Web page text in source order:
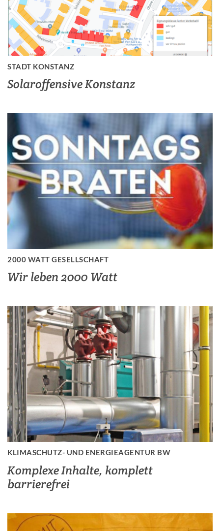
STADT KONSTANZ
Solaroffensive Konstanz
2000 WATT GESELLSCHAFT
Wir leben 2000 Watt
KLIMASCHUTZ- UND ENERGIEAGENTUR BW
Komplexe Inhalte, komplett
barrierefrei